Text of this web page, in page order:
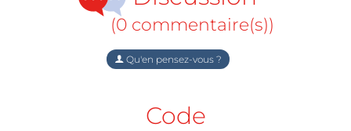
(0 commentaire(s))
Qu'en pensez-vous ?
Code